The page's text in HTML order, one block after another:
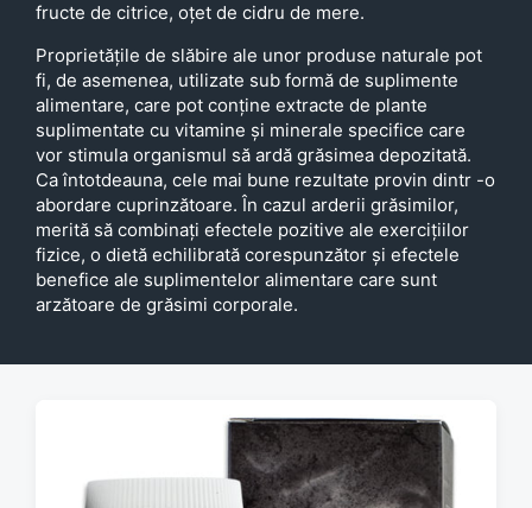
fructe de citrice, oțet de cidru de mere.
Proprietățile de slăbire ale unor produse naturale pot
fi, de asemenea, utilizate sub formă de suplimente
alimentare, care pot conține extracte de plante
suplimentate cu vitamine și minerale specifice care
vor stimula organismul să ardă grăsimea depozitată.
Ca întotdeauna, cele mai bune rezultate provin dintr -o
abordare cuprinzătoare. În cazul arderii grăsimilor,
merită să combinați efectele pozitive ale exercițiilor
fizice, o dietă echilibrată corespunzător și efectele
benefice ale suplimentelor alimentare care sunt
arzătoare de grăsimi corporale.